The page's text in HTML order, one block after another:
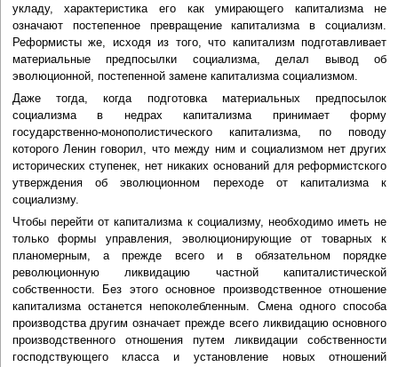
укладу, характеристика его как умирающего капитализма не
означают постепенное превращение капитализма в социализм.
Реформисты же, исходя из того, что капитализм подготавливает
материальные предпосылки социализма, делал вывод об
эволюционной, постепенной замене капитализма социализмом.
Даже тогда, когда подготовка материальных предпосылок
социализма в недрах капитализма принимает форму
государственно-монополистического капитализма, по поводу
которого Ленин говорил, что между ним и социализмом нет других
исторических ступенек, нет никаких оснований для реформистского
утверждения об эволюционном переходе от капитализма к
социализму.
Чтобы перейти от капитализма к социализму, необходимо иметь не
только формы управления, эволюционирующие от товарных к
планомерным, а прежде всего и в обязательном порядке
революционную ликвидацию частной капиталистической
собственности. Без этого основное производственное отношение
капитализма останется непоколебленным. Смена одного способа
производства другим означает прежде всего ликвидацию основного
производственного отношения путем ликвидации собственности
господствующего класса и установление новых отношений